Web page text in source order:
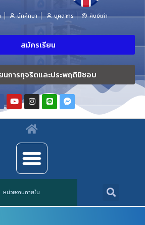
นักศึกษา บุคลากร ศิษย์เก่า
สมัครเรียน
นการทุจริตและประพฤติมิชอบ
หน่วยงานภายใน